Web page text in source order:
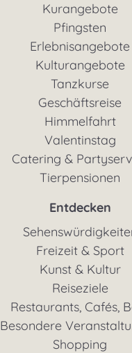
Kurangebote
Pfingsten
Erlebnisangebote
Kulturangebote
Tanzkurse
Geschäftsreise
Himmelfahrt
Valentinstag
Catering &
Tierpensionen
Entdecken
Freizeit & Sport
Kunst & Kultur
Reiseziele
Restaurants, Cafés,
Besondere
Shopping